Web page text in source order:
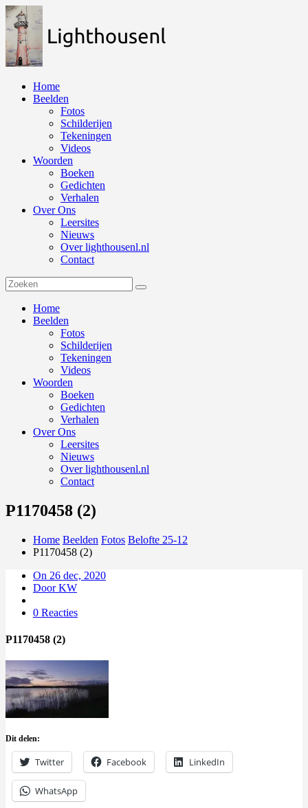
Naar
de
inhoud
springen
Home
Beelden
Fotos
Schilderijen
Tekeningen
Videos
Woorden
Boeken
Gedichten
Verhalen
Over Ons
Leersites
Nieuws
Over lighthousenl.nl
Contact
Home
Beelden
Fotos
Schilderijen
Tekeningen
Videos
Woorden
Boeken
Gedichten
Verhalen
Over Ons
Leersites
Nieuws
Over lighthousenl.nl
Contact
P1170458 (2)
Home Beelden Fotos Belofte 25-12
P1170458 (2)
On 26 dec, 2020
Door KW
0 Reacties
P1170458 (2)
Dit delen:
Twitter Facebook LinkedIn
WhatsApp